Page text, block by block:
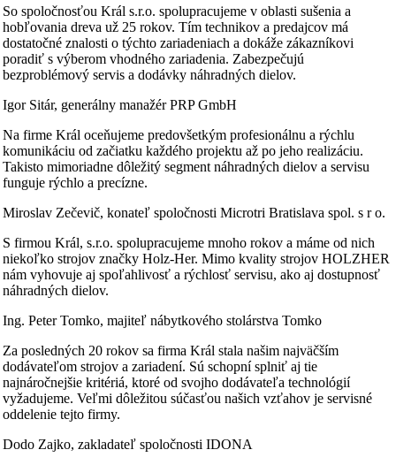
So spoločnosťou Král s.r.o. spolupracujeme v oblasti sušenia a
hobľovania dreva už 25 rokov. Tím technikov a predajcov má
dostatočné znalosti o týchto zariadeniach a dokáže zákazníkovi
poradiť s výberom vhodného zariadenia. Zabezpečujú
bezproblémový servis a dodávky náhradných dielov.
Igor Sitár, generálny manažér PRP GmbH
Na firme Král oceňujeme predovšetkým profesionálnu a rýchlu
komunikáciu od začiatku každého projektu až po jeho realizáciu.
Takisto mimoriadne dôležitý segment náhradných dielov a servisu
funguje rýchlo a precízne.
Miroslav Zečevič, konateľ spoločnosti Microtri Bratislava spol. s r o.
S firmou Král, s.r.o. spolupracujeme mnoho rokov a máme od nich
niekoľko strojov značky Holz-Her. Mimo kvality strojov HOLZHER
nám vyhovuje aj spoľahlivosť a rýchlosť servisu, ako aj dostupnosť
náhradných dielov.
Ing. Peter Tomko, majiteľ nábytkového stolárstva Tomko
Za posledných 20 rokov sa firma Král stala našim najväčším
dodávateľom strojov a zariadení. Sú schopní splniť aj tie
najnáročnejšie kritériá, ktoré od svojho dodávateľa technológií
vyžadujeme. Veľmi dôležitou súčasťou našich vzťahov je servisné
oddelenie tejto firmy.
Dodo Zajko, zakladateľ spoločnosti IDONA